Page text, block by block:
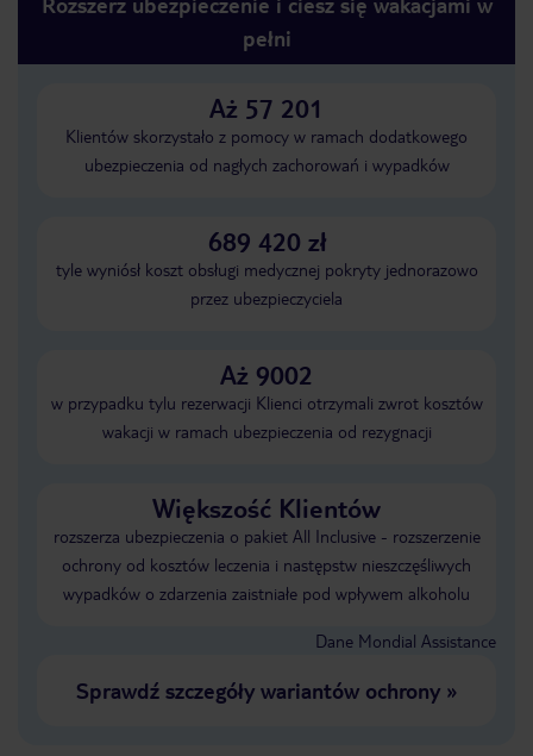
pełni
Aż 57 201
Klientów skorzystało z pomocy w ramach dodatkowego
ubezpieczenia od nagłych zachorowań i wypadków
689 420 zł
tyle wyniósł koszt obsługi medycznej pokryty jednorazowo
przez ubezpieczyciela
Aż 9002
w przypadku tylu rezerwacji Klienci otrzymali zwrot kosztów
wakacji w ramach ubezpieczenia od rezygnacji
Większość Klientów
rozszerza ubezpieczenia o pakiet All Inclusive - rozszerzenie
ochrony od kosztów leczenia i następstw nieszczęśliwych
wypadków o zdarzenia zaistniałe pod wpływem alkoholu
Dane Mondial Assistance
Sprawdź szczegóły wariantów ochrony»